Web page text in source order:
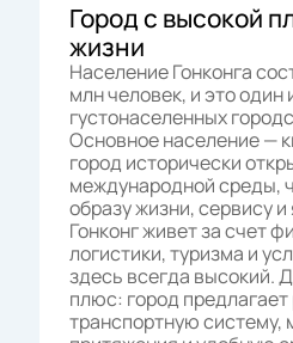
Город с высокой
жизни
Население Гонконга
млн человек, и это один
густонаселенных
Основное население —
город исторически
международной среды,
образу жизни, сервису
Гонконг живет за счет
логистики, туризма и
здесь всегда высокий.
плюс: город
транспортную систему,